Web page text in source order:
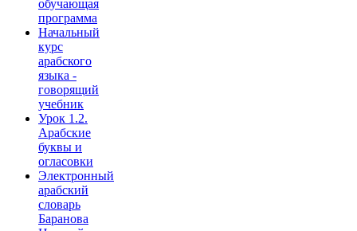
обучающая
программа
Начальный
курс
арабского
языка -
говорящий
учебник
Урок 1.2.
Арабские
буквы и
огласовки
Электронный
арабский
словарь
Баранова